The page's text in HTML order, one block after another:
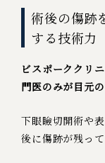
術後の傷跡
する技術力
ビスポーククリ
門医のみが目元
下眼瞼切開術や
後に傷跡が残って